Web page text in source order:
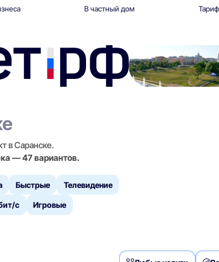
В частный дом
в Саранске.
— 47 вариантов.
Быстрые Телевидение
с Игровые